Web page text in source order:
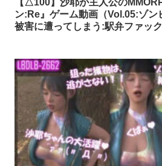
【△100】沙耶が主人公の
ン:Re』ゲーム動画（Vol.05:ゾン
被害に遭ってしまう:駅弁ファ